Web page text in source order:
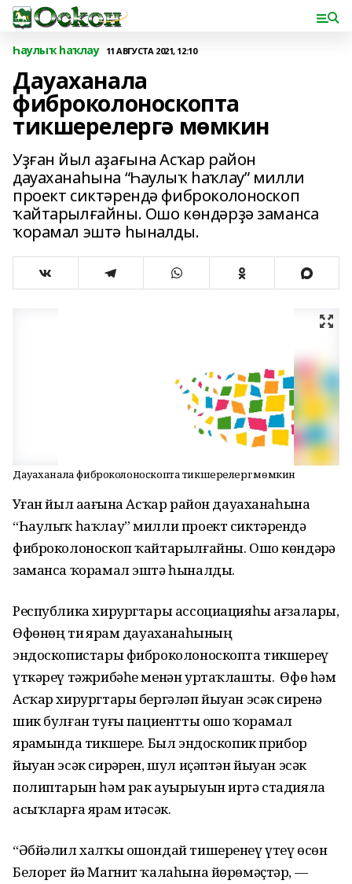
Һаулыҡ һаҡлау 11 АВГУСТА 2021, 12:10
Дауаханала
фиброколоноскопта
тикшерелергә мөмкин
Уҙған йыл аҙағына Асҡар район
дауаханаһына “Һаулыҡ һаҡлау” милли
проект сиктәрендә фиброколоноскоп
ҡайтарылғайны. Ошо көндәрҙә заманса
ҡорамал эштә һыналды.
Дауаханала фиброколоноскопта тикшерелергә мөмкин
Уҙған йыл аҙағына Асҡар район дауаханаһына
“Һаулыҡ һаҡлау” милли проект сиктәрендә
фиброколоноскоп ҡайтарылғайны. Ошо көндәрҙә
заманса ҡорамал эштә һыналды.
Республика хирургтары ассоциацияһы ағзалары,
Өфөнөң тиҙ ярҙам дауаханаһының
эндоскопистары фиброколоноскопта тикшереү
үткәреү тәжрибәһе менән уртаҡлашты. Өфө һәм
Асҡар хирургтары бергәләп йыуан эсәк сиренә
шик булған туғыҙ пациентты ошо ҡорамал
ярҙамында тикшерҙе. Был эндоскопик прибор
йыуан эсәк сирҙәрен, шул иҫәптән йыуан эсәк
полиптарын һәм рак ауырыуын иртә стадияла
асыҡларға ярҙам итәсәк.
“Әбйәлил халҡы ошондай тишеренеү үтеү өсөн
Белорет йә Магнит ҡалаһына йөрөмәҫтәр, —